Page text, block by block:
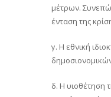
μέτρων.
ένταση της
γ. Η εθνική
δ. Η υιοθέτηση